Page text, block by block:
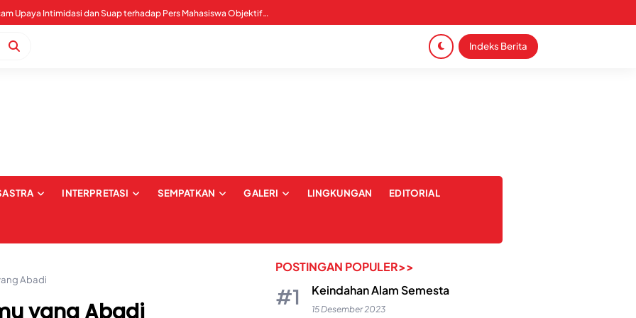
WALHI Sultra Mengecam Upaya Intimidasi dan Suap terhadap Pers Mahasiswa Objektif IAIN Kendari
Indeks Berita
INTERPRETASI SEMPATKAN GALERI LINGKUNGAN EDITORIAL
Abadi
yang Abadi
POSTINGAN POPULER>>
Keindahan Alam Semesta
15 Desember 2023